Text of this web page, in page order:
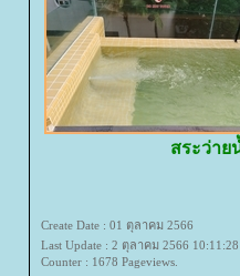
สระว่า
Create Date : 01 ตุลาคม 2566
Last Update : 2 ตุลาคม 2566 10:11:28
Counter : 1678 Pageviews.